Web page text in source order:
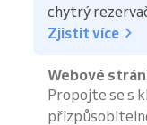
chytrý
Zjistit více
Webové
Propojte se s